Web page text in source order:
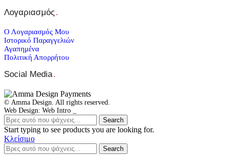
Λογαριασμός.
Ο Λογαριασμός Μου
Ιστορικό Παραγγελιών
Αγαπημένα
Πολιτική Απορρήτου
Social Media.
© Amma Design. All rights reserved.
Web Design: Web Intro _
Search
Start typing to see products you are looking for.
Κλείσιμο
Search